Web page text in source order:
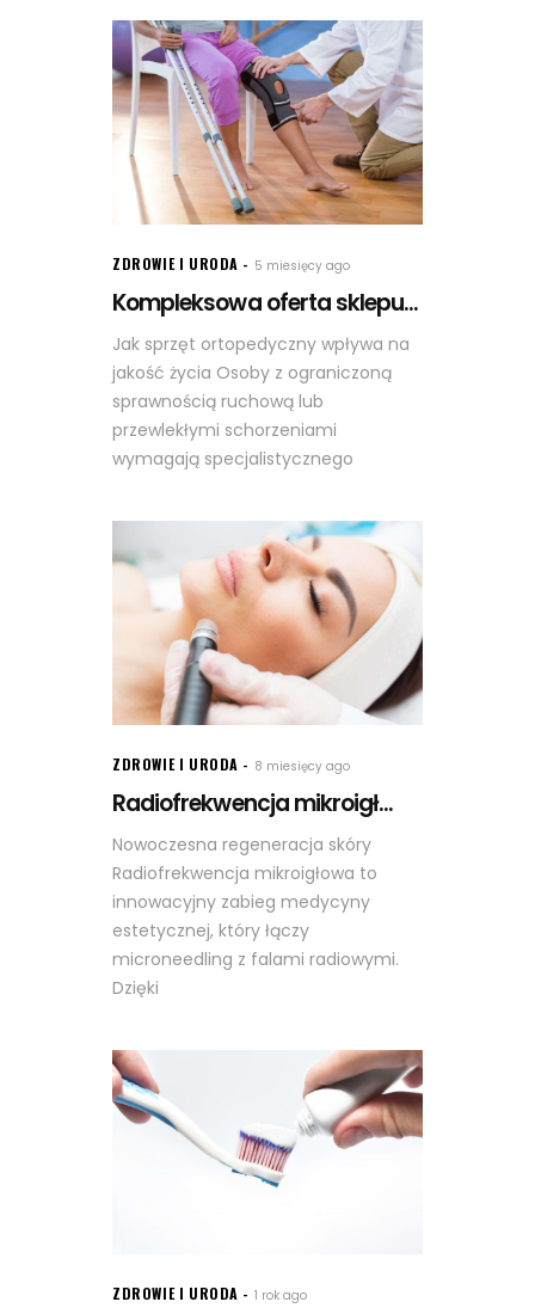
ZDROWIE I URODA 5 miesięcy ago
Kompleksowa oferta sklepu...
Jak sprzęt ortopedyczny wpływa na
jakość życia Osoby z ograniczoną
sprawnością ruchową lub
przewlekłymi schorzeniami
wymagają specjalistycznego
ZDROWIE I URODA 8 miesięcy ago
Radiofrekwencja mikroigł...
Nowoczesna regeneracja skóry
Radiofrekwencja mikroigłowa to
innowacyjny zabieg medycyny
estetycznej, który łączy
microneedling z falami radiowymi.
Dzięki
ZDROWIE I URODA 1 rok ago